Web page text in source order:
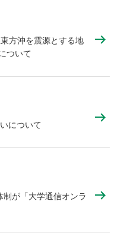
方沖を震源とする地
ついて
について
が「大学通信オンラ